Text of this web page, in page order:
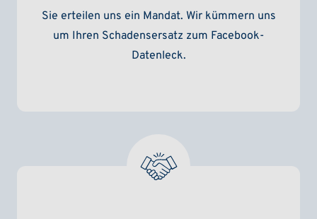
Sie erteilen uns ein Mandat. Wir kümmern uns
um Ihren Schadensersatz zum Facebook-
Datenleck.